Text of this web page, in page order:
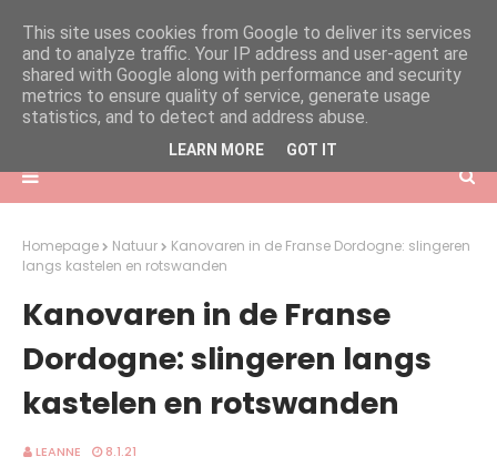
Homepage Natuur
Kanovaren in de Franse Dordogne: slingeren
langs kastelen en rotswanden
Kanovaren in de Franse
Dordogne: slingeren langs
kastelen en rotswanden
LEANNE 8.1.21
This site uses cookies from Google to deliver its services
and to analyze traffic. Your IP address and user-agent are
shared with Google along with performance and security
metrics to ensure quality of service, generate usage
statistics, and to detect and address abuse.
LEARN MORE GOT IT